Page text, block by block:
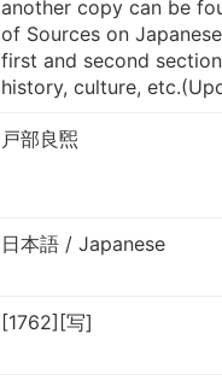
another copy can be
of Sources on
first and second
history, culture,
戸部良煕
日本語 / Japanese
[1762][写]